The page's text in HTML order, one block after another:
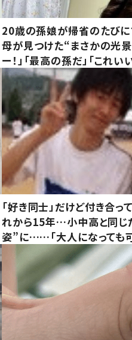
20歳の孫娘が帰省のたびに
母が見つけた“まさかの光
ー！」「最高の孫だ」「これい
「好き同士」だけど付き合っ
れから15年…小中高と同じ
姿”に……「大人になっても